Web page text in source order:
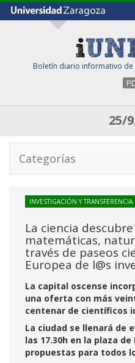
Boletín diario informativo de
25/
Categorías
INVESTIGACIÓN Y TRANSFERENCIA
La ciencia
matemáticas,
través de paseos
Europea de l@s
La capital oscense
una oferta con más
centenar de científicos
La ciudad se llenará de
las 17.30h en la plaza
propuestas para todos